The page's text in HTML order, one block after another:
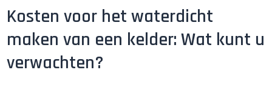
Kosten voor het waterdicht
maken van een kelder: Wat kunt u
verwachten?